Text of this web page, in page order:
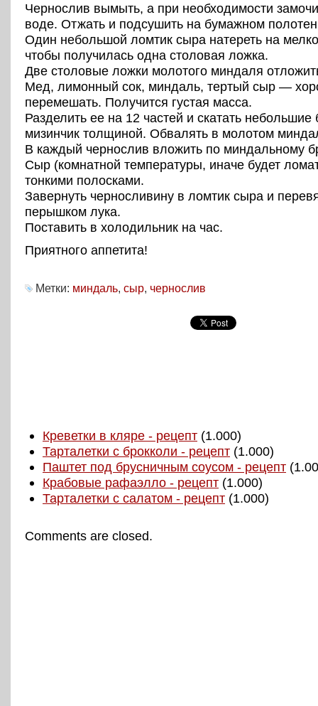
Чернослив вымыть, а при необходимости
воде. Отжать и подсушить на бумажном
Один небольшой ломтик сыра натереть на
чтобы получилась одна столовая ложка.
Две столовые ложки молотого миндаля
Мед, лимонный сок, миндаль, тертый сыр —
перемешать. Получится густая масса.
Разделить ее на 12 частей и скатать небольшие
мизинчик толщиной. Обвалять в молотом
В каждый чернослив вложить по миндальному
Сыр (комнатной температуры, иначе будет
тонкими полосками.
Завернуть черносливину в ломтик сыра и
перышком лука.
Поставить в холодильник на час.
Приятного аппетита!
Метки: миндаль, сыр, чернослив
Креветки в кляре - рецепт (1.000)
Тарталетки с брокколи - рецепт (1.000)
Паштет под брусничным соусом - рецепт
Крабовые рафаэлло - рецепт (1.000)
Тарталетки с салатом - рецепт (1.000)
Comments are closed.